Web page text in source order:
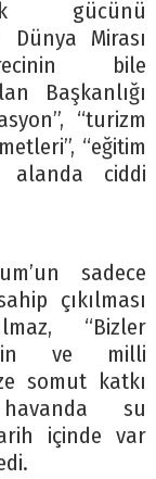
gücünü
Dünya Mirası
bile
Başkanlığı
“turizm
“eğitim
alanda ciddi
sadece
çıkılması
“Bizler
ve milli
somut katkı
su
içinde var